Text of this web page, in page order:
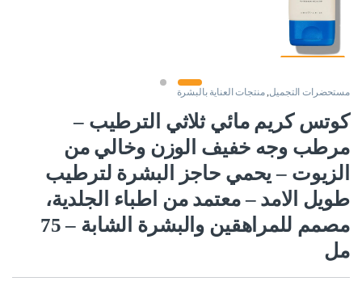
مستحضرات التجميل ,منتجات العناية بالبشرة
كوتس كريم مائي ثلاثي الترطيب –
مرطب وجه خفيف الوزن وخالي من
الزيوت – يحمي حاجز البشرة لترطيب
طويل الامد – معتمد من اطباء الجلدية،
مصمم للمراهقين والبشرة الشابة – 75
مل